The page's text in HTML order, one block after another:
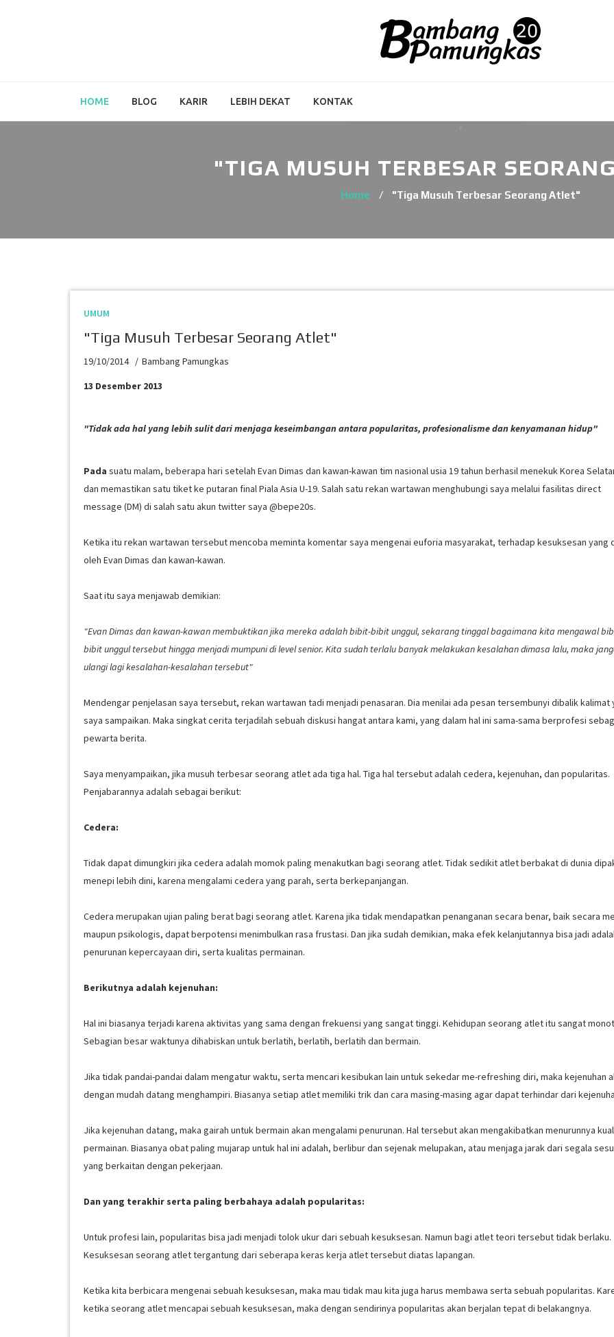
HOME BLOG KARIR LEBIH DEKAT KONTAK
"TIGA MUSUH TERBESAR
Home / "Tiga Musuh Terbesar Seorang Atlet"
UMUM
"Tiga Musuh Terbesar Seorang Atlet"
19/10/2014
Bambang Pamungkas
13 Desember 2013
"Tidak ada hal yang lebih sulit dari menjaga keseimbangan antara popularitas, profesionalisme dan kenyamanan hidup"
Pada suatu malam, beberapa hari setelah Evan Dimas dan kawan-kawan tim nasional usia 19 tahun berhasil menekuk Korea
dan memastikan satu tiket ke putaran final Piala Asia U-19. Salah satu rekan wartawan menghubungi saya melalui fasilitas direct
message (DM) di salah satu akun twitter saya @bepe20s.
Ketika itu rekan wartawan tersebut mencoba meminta komentar saya mengenai euforia masyarakat, terhadap kesuksesan yang
oleh Evan Dimas dan kawan-kawan.
Saat itu saya menjawab demikian:
"Evan Dimas dan kawan-kawan membuktikan jika mereka adalah bibit-bibit unggul, sekarang tinggal bagaimana kita mengawal
bibit unggul tersebut hingga menjadi mumpuni di level senior. Kita sudah terlalu banyak melakukan kesalahan dimasa lalu, maka
ulangi lagi kesalahan-kesalahan tersebut"
Mendengar penjelasan saya tersebut, rekan wartawan tadi menjadi penasaran. Dia menilai ada pesan tersembunyi dibalik kalimat
saya sampaikan. Maka singkat cerita terjadilah sebuah diskusi hangat antara kami, yang dalam hal ini sama-sama berprofesi
pewarta berita.
Saya menyampaikan, jika musuh terbesar seorang atlet ada tiga hal. Tiga hal tersebut adalah cedera, kejenuhan, dan popularitas.
Penjabarannya adalah sebagai berikut:
Cedera:
Tidak dapat dimungkiri jika cedera adalah momok paling menakutkan bagi seorang atlet. Tidak sedikit atlet berbakat di dunia
menepi lebih dini, karena mengalami cedera yang parah, serta berkepanjangan.
Cedera merupakan ujian paling berat bagi seorang atlet. Karena jika tidak mendapatkan penanganan secara benar, baik secara
maupun psikologis, dapat berpotensi menimbulkan rasa frustasi. Dan jika sudah demikian, maka efek kelanjutannya bisa jadi
penurunan kepercayaan diri, serta kualitas permainan.
Berikutnya adalah kejenuhan:
Hal ini biasanya terjadi karena aktivitas yang sama dengan frekuensi yang sangat tinggi. Kehidupan seorang atlet itu sangat
Sebagian besar waktunya dihabiskan untuk berlatih, berlatih, berlatih dan bermain.
Jika tidak pandai-pandai dalam mengatur waktu, serta mencari kesibukan lain untuk sekedar me-refreshing diri, maka kejenuhan
dengan mudah datang menghampiri. Biasanya setiap atlet memiliki trik dan cara masing-masing agar dapat terhindar dari
Jika kejenuhan datang, maka gairah untuk bermain akan mengalami penurunan. Hal tersebut akan mengakibatkan menurunnya
permainan. Biasanya obat paling mujarap untuk hal ini adalah, berlibur dan sejenak melupakan, atau menjaga jarak dari segala
yang berkaitan dengan pekerjaan.
Dan yang terakhir serta paling berbahaya adalah popularitas:
Untuk profesi lain, popularitas bisa jadi menjadi tolok ukur dari sebuah kesuksesan. Namun bagi atlet teori tersebut tidak berlaku.
Kesuksesan seorang atlet tergantung dari seberapa keras kerja atlet tersebut diatas lapangan.
Ketika kita berbicara mengenai sebuah kesuksesan, maka mau tidak mau kita juga harus membawa serta sebuah popularitas.
ketika seorang atlet mencapai sebuah kesuksesan, maka dengan sendirinya popularitas akan berjalan tepat di belakangnya.